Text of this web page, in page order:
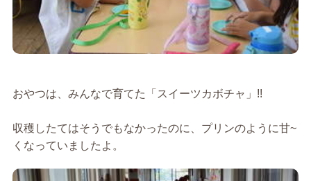
おやつは、みんなで育てた「スイーツカボチャ」!!
収穫したてはそうでもなかったのに、プリンのように甘~
くなっていましたよ。